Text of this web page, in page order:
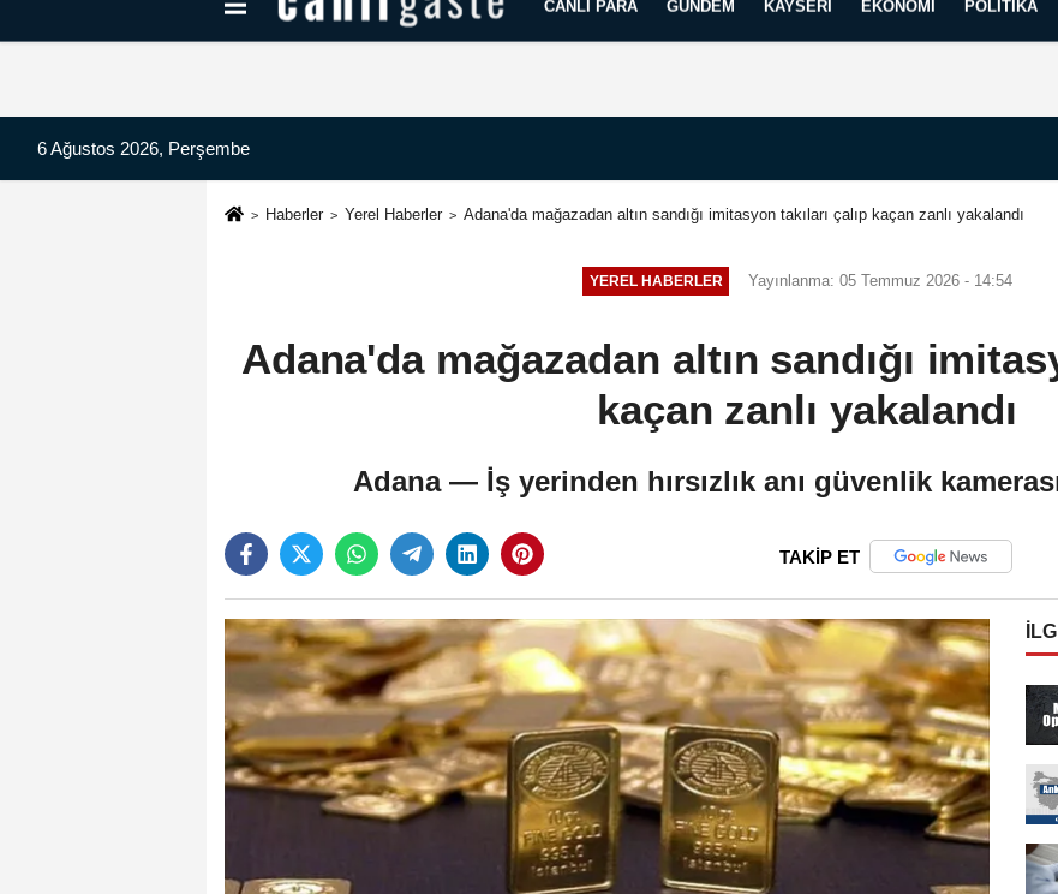
Kayseri Haberleri Can Radyo Dinle
CANLI PARA GÜNDEM KAYSERI EKONOMI POLITIKA
6 Ağustos 2026, Perşembe
Haberler Yerel Haberler Adana'da mağazadan altın sandığı imitasyon takıları çalıp kaçan zanlı yakalandı
YEREL HABERLER Yayınlanma: 05 Temmuz 2026 - 14:54
Adana'da mağazadan altın sandığı
kaçan zanlı yakalandı
Adana — İş yerinden hırsızlık anı güvenlik
TAKİP ET